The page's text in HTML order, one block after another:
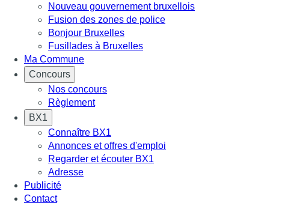
Nouveau gouvernement bruxellois
Fusion des zones de police
Bonjour Bruxelles
Fusillades à Bruxelles
Ma Commune
Concours
Nos concours
Règlement
BX1
Connaître BX1
Annonces et offres d'emploi
Regarder et écouter BX1
Adresse
Publicité
Contact